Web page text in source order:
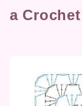
a Crochet